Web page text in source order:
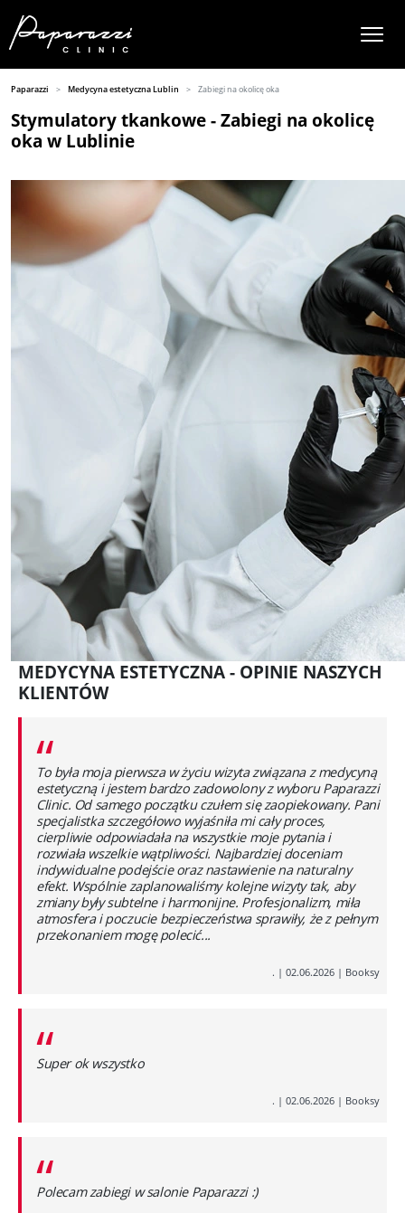
Paparazzi Medycyna estetyczna Lublin Zabiegi na okolicę oka
Stymulatory tkankowe - Zabiegi na okolicę
oka w Lublinie
MEDYCYNA ESTETYCZNA - OPINIE NASZYCH
KLIENTÓW
“
To była moja pierwsza w życiu wizyta związana z medycyną
estetyczną i jestem bardzo zadowolony z wyboru Paparazzi
Clinic. Od samego początku czułem się zaopiekowany. Pani
specjalistka szczegółowo wyjaśniła mi cały proces,
cierpliwie odpowiadała na wszystkie moje pytania i
rozwiała wszelkie wątpliwości. Najbardziej doceniam
indywidualne podejście oraz nastawienie na naturalny
efekt. Wspólnie zaplanowaliśmy kolejne wizyty tak, aby
zmiany były subtelne i harmonijne. Profesjonalizm, miła
atmosfera i poczucie bezpieczeństwa sprawiły, że z pełnym
przekonaniem mogę polecić...
. | 02.06.2026 | Booksy
“
Super ok wszystko
. | 02.06.2026 | Booksy
“
Polecam zabiegi w salonie Paparazzi :)